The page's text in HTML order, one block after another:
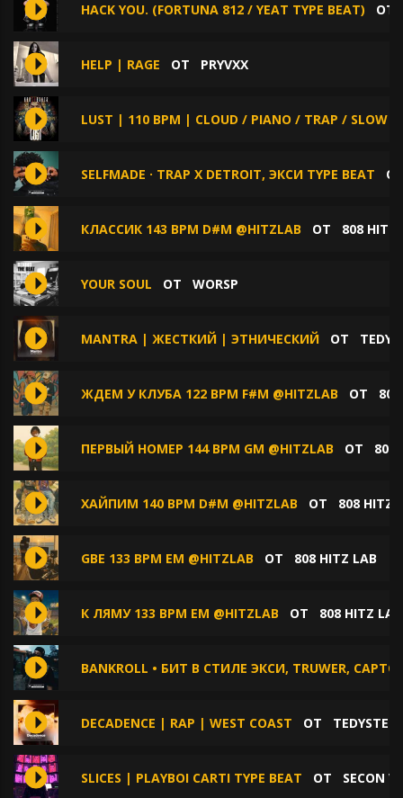
HACK YOU. (FORTUNA 812 / YEAT TYPE BEAT)
HELP | RAGE ОТ PRYVXX
LUST | 110 BPM | CLOUD / PIANO / TRAP / SLOW /
SELFMADE · TRAP X DETROIT, ЭКСИ TYPE BEAT
КЛАССИК 143 BPM D#M @HITZLAB ОТ 808 HITZ
YOUR SOUL ОТ WORSP
MANTRA | ЖЕСТКИЙ | ЭТНИЧЕСКИЙ ОТ
ЖДЕМ У КЛУБА 122 BPM F#M @HITZLAB ОТ
ПЕРВЫЙ НОМЕР 144 BPM GM @HITZLAB ОТ 808
ХАЙПИМ 140 BPM D#M @HITZLAB ОТ 808 HITZ
GBE 133 BPM EM @HITZLAB ОТ 808 HITZ LAB
К ЛЯМУ 133 BPM EM @HITZLAB ОТ 808 HITZ LAB
BANKROLL • БИТ В СТИЛЕ ЭКСИ, TRUWER,
DECADENCE | RAP | WEST COAST ОТ TEDYSTER
SLICES | PLAYBOI CARTI TYPE BEAT ОТ SECON